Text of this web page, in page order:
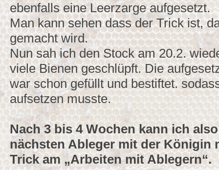
ebenfalls eine Leerzarge aufgesetzt.
Man kann sehen dass der Trick ist,
gemacht wird.
Nun sah ich den Stock am 20.2.
viele Bienen geschlüpft. Die
war schon gefüllt und bestiftet.
aufsetzen musste.
Nach 3 bis 4 Wochen kann ich
nächsten Ableger mit der Königin
Trick am „Arbeiten mit Ablegern“.